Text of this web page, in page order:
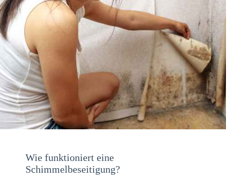
Wie funktioniert eine
Schimmelbeseitigung?